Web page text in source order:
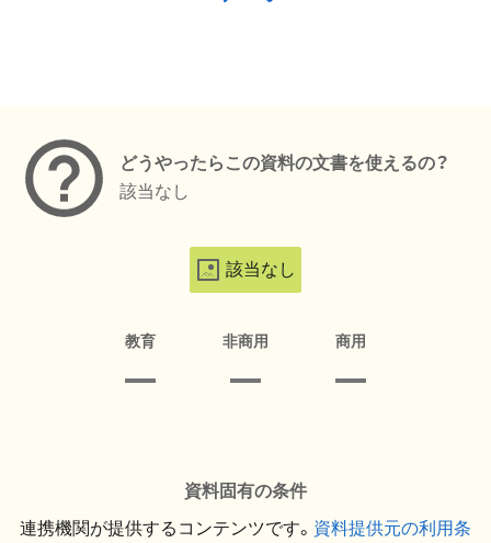
どうやったらこの資料の文書を使えるの？
該当なし
該当なし
教育 非商用 商用
資料固有の条件
連携機関が提供するコンテンツです。 資料提供元の利用条